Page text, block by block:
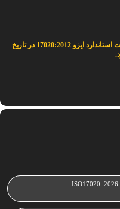
دوره آموزشی آشنایی با الزامات استاندارد ایزو 17020:2012 در تاریخ